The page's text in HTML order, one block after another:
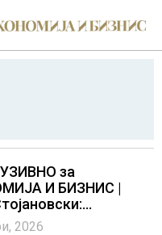
за
И БИЗНИС |
за 2026 година
2026